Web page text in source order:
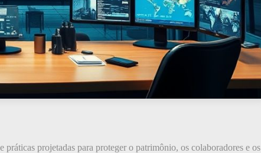
práticas projetadas para proteger o patrimônio, os colaboradores e os